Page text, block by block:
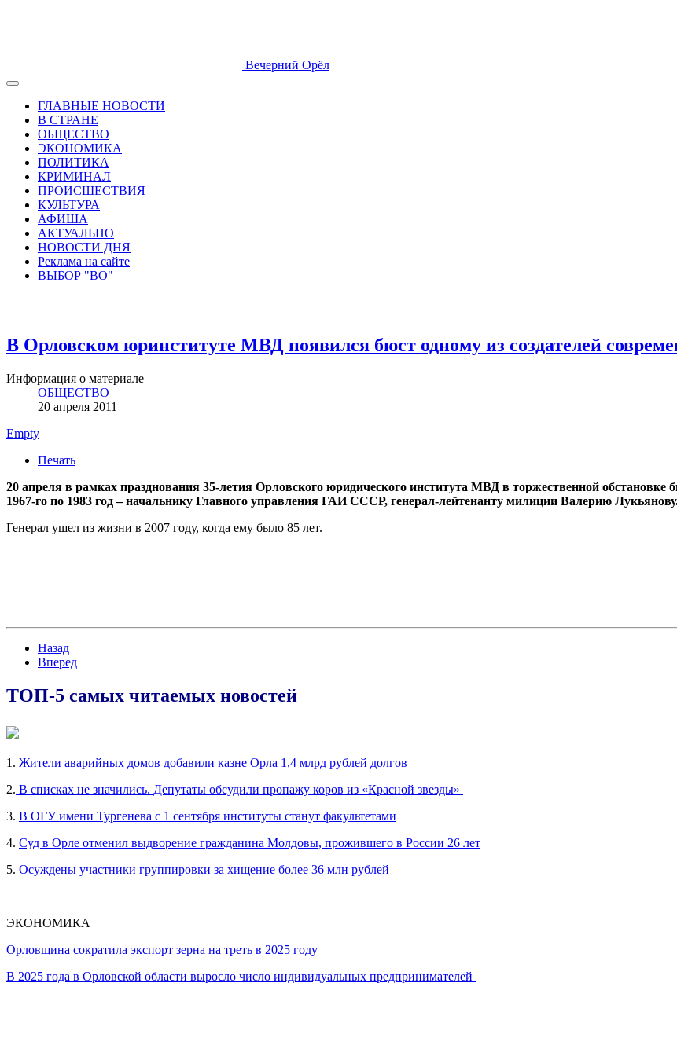
Вечерний Орёл
ГЛАВНЫЕ НОВОСТИ
В СТРАНЕ
ОБЩЕСТВО
ЭКОНОМИКА
ПОЛИТИКА
КРИМИНАЛ
ПРОИСШЕСТВИЯ
КУЛЬТУРА
АФИША
АКТУАЛЬНО
НОВОСТИ ДНЯ
Реклама на сайте
ВЫБОР "ВО"
В Орловском юринституте МВД появился бюст одному из создателей
Информация о материале
ОБЩЕСТВО
20 апреля 2011
Empty
Печать
20 апреля в рамках празднования 35-летия Орловского юридического института МВД в торжественной
1967-го по 1983 год – начальнику Главного управления ГАИ СССР, генерал-лейтенанту милиции Валерию
Генерал ушел из жизни в 2007 году, когда ему было 85 лет.
Назад
Вперед
ТОП-5 самых читаемых новостей
1. Жители аварийных домов добавили казне Орла 1,4 млрд рублей долгов
2. В списках не значились. Депутаты обсудили пропажу коров из «Красной звезды»
3. В ОГУ имени Тургенева с 1 сентября институты станут факультетами
4. Суд в Орле отменил выдворение гражданина Молдовы, прожившего в России 26 лет
5. Осуждены участники группировки за хищение более 36 млн рублей
ЭКОНОМИКА
Орловщина сократила экспорт зерна на треть в 2025 году
В 2025 года в Орловской области выросло число индивидуальных предпринимателей